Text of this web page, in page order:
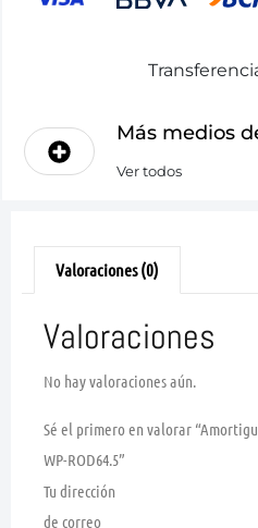
Más medios
Ver todos
Valoraciones (0)
Valoraciones
No hay valoraciones aún.
Sé el primero en valorar
WP-ROD64.5”
Tu dirección
de correo